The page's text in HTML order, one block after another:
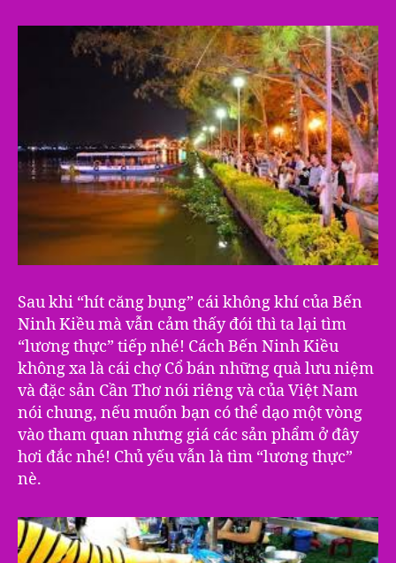
Sau khi “hít căng bụng” cái không khí của Bến
Ninh Kiều mà vẫn cảm thấy đói thì ta lại tìm
“lương thực” tiếp nhé! Cách Bến Ninh Kiều
không xa là cái chợ Cổ bán những quà lưu niệm
và đặc sản Cần Thơ nói riêng và của Việt Nam
nói chung, nếu muốn bạn có thể dạo một vòng
vào tham quan nhưng giá các sản phẩm ở đây
hơi đắc nhé! Chủ yếu vẫn là tìm “lương thực”
nè.